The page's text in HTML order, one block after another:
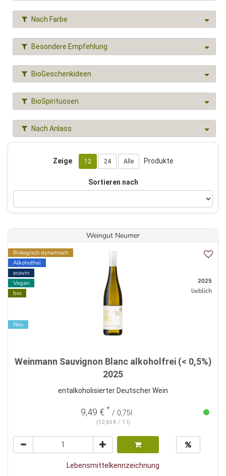
Nach Farbe
Besondere Empfehlung
BioGeschenkideen
BioSpirituosen
Nach Anlass
Zeige 12 24 Alle Produkte
Sortieren nach
Weingut Neumer
Biologisch dynamisch
Alkoholfrei
ecovin
Vegan
bio
Neu
2025
lieblich
Weinmann Sauvignon Blanc alkoholfrei (< 0,5%)
2025
entalkoholisierter Deutscher Wein
9,49 € * / 0,75l
(12,65 € / 1 l)
Lebensmittelkennzeichnung